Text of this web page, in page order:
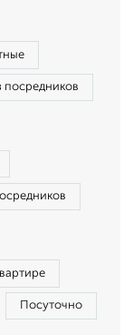
посредников
Посуточно